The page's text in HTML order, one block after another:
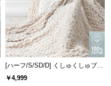
[ハーフ/S/SD/D] くしゅくしゅブラ
ンケット 天然コットン100% 洗え
￥4,999